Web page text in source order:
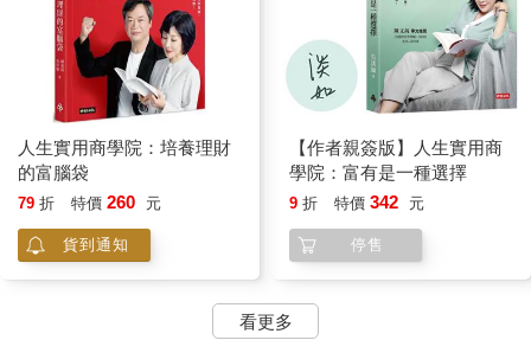
個性再強，都要學會柔軟，學會示弱。偶爾示弱並非弱者；不要
太剛硬，才有人敢親近。
所有好面子愛逞強的人，不管再怎麼優秀，都是難以親近的。現
實世界已如寒冬，何必一直當一面冰涼的鐵板？就算是刺蝟，也
需收起刺來，在刺骨的天氣裡，相互取暖。
這些年來，我學會的最重要的事
我最近作的最可怕的噩夢，應該是這一個吧──看一撥頭髮，竟然
「啊，怎麼會這樣呢？」
有個聲音回答：「妳不知道嗎？妳的頭髮本來就已經全白的啊，
妳只是染了頭髮而已。噓，別告訴別人。」
半夜驚醒，驀然坐起，一身冷汗。然後，又糊裡糊塗的睡了。
人生實用商學院：培養理財
的富腦袋
79 折 特價 260 元
貨到通知
【作者親簽版】人生實用商
學院：富有是一種選擇
9 折 特價 342 元
停售
看更多